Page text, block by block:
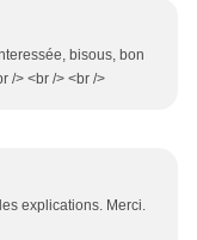
bisous, bon
/> <br /> <br />
explications. Merci.